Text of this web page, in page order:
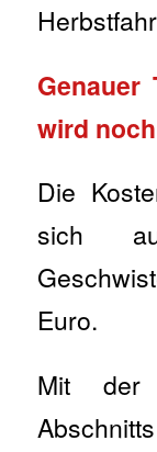
Genauer
wird
Die
sich
Euro.
Mit der